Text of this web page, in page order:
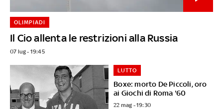
Il Cio allenta le restrizioni alla Russia
OLIMPIADI
07 lug - 19:45
Boxe: morto De Piccoli, oro
ai Giochi di Roma '60
LUTTO
22 mag - 19:30